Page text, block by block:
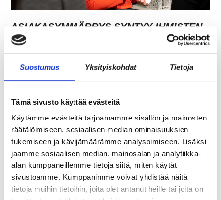
Suostumus Yksityiskohdat Tietoja
Tämä sivusto käyttää evästeitä
Käytämme evästeitä tarjoamamme sisällön ja mainosten
räätälöimiseen, sosiaalisen median ominaisuuksien
tukemiseen ja kävijämäärämme analysoimiseen. Lisäksi
jaamme sosiaalisen median, mainosalan ja analytiikka-
alan kumppaneillemme tietoja siitä, miten käytät
sivustoamme. Kumppanimme voivat yhdistää näitä
tietoja muihin tietoihin, joita olet antanut heille tai joita on
ASIAKASYMMÄRRYS SYNTYY IHMISTEN
KESKELLÄ – JA NIIN SYNTYY MYÖS
MYYNTI
TARJOAVATKO COWORKING-TILAT